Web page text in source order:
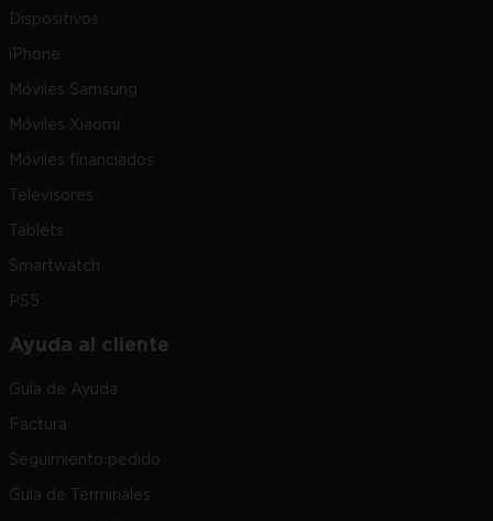
Dispositivos
iPhone
Móviles Samsung
Móviles Xiaomi
Móviles financiados
Televisores
Tablets
Smartwatch
PS5
Ayuda al cliente
Guía de Ayuda
Factura
Seguimiento pedido
Guía de Terminales